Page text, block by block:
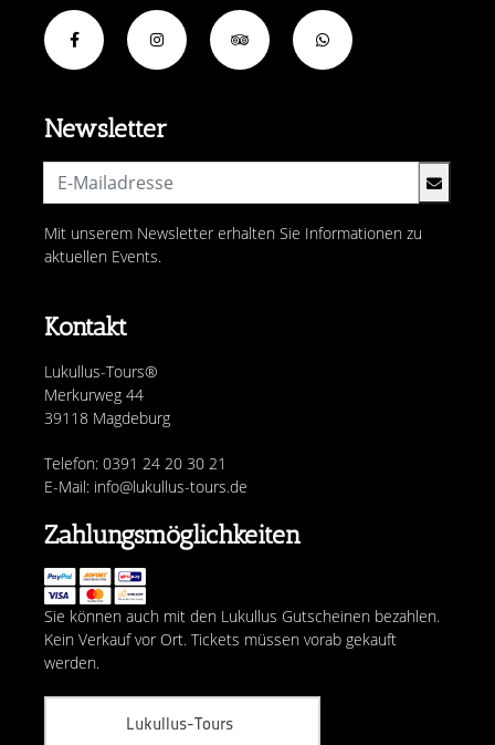
Kontakt
Lukullus-Tours®
Merkurweg 44
39118 Magdeburg
Telefon: 0391 24 20 30 21
E-Mail: info@lukullus-tours.de
Newsletter
Mit unserem Newsletter erhalten Sie Informationen zu
aktuellen Events.
Zahlungsmöglichkeiten
Sie können auch mit den Lukullus Gutscheinen bezahlen.
Kein Verkauf vor Ort. Tickets müssen vorab gekauft
werden.